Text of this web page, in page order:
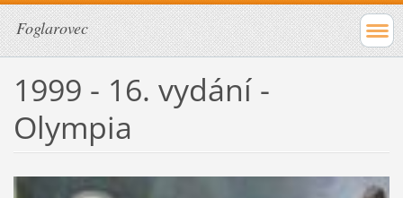
Foglarovec
1999 - 16. vydání -
Olympia